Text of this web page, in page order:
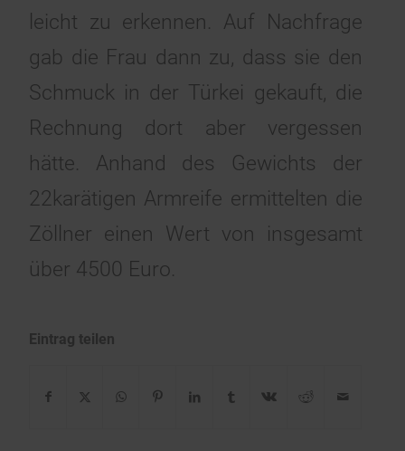
leicht zu erkennen. Auf Nachfrage
gab die Frau dann zu, dass sie den
Schmuck in der Türkei gekauft, die
Rechnung dort aber vergessen
hätte. Anhand des Gewichts der
22karätigen Armreife ermittelten die
Zöllner einen Wert von insgesamt
über 4500 Euro.
Eintrag teilen